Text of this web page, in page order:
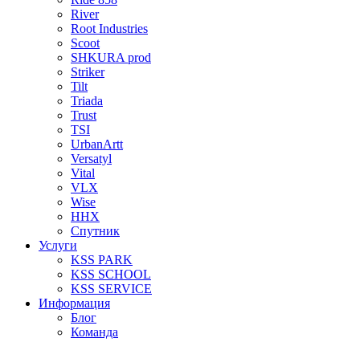
River
Root Industries
Scoot
SHKURA рrоd
Striker
Tilt
Triada
Trust
TSI
UrbanArtt
Versatyl
Vital
VLX
Wise
ННХ
Спутник
Услуги
KSS PARK
KSS SCHOOL
KSS SERVICE
Информация
Блог
Команда